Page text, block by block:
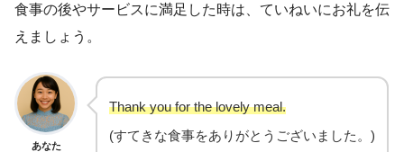
食事の後やサービスに満足した時は、ていねいにお礼を伝
えましょう。
あなた
Thank you for the lovely meal.
(すてきな食事をありがとうございました。)